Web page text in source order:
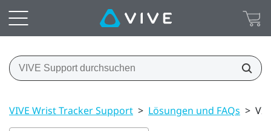
VIVE Wrist Tracker Support > Lösungen und FAQs >